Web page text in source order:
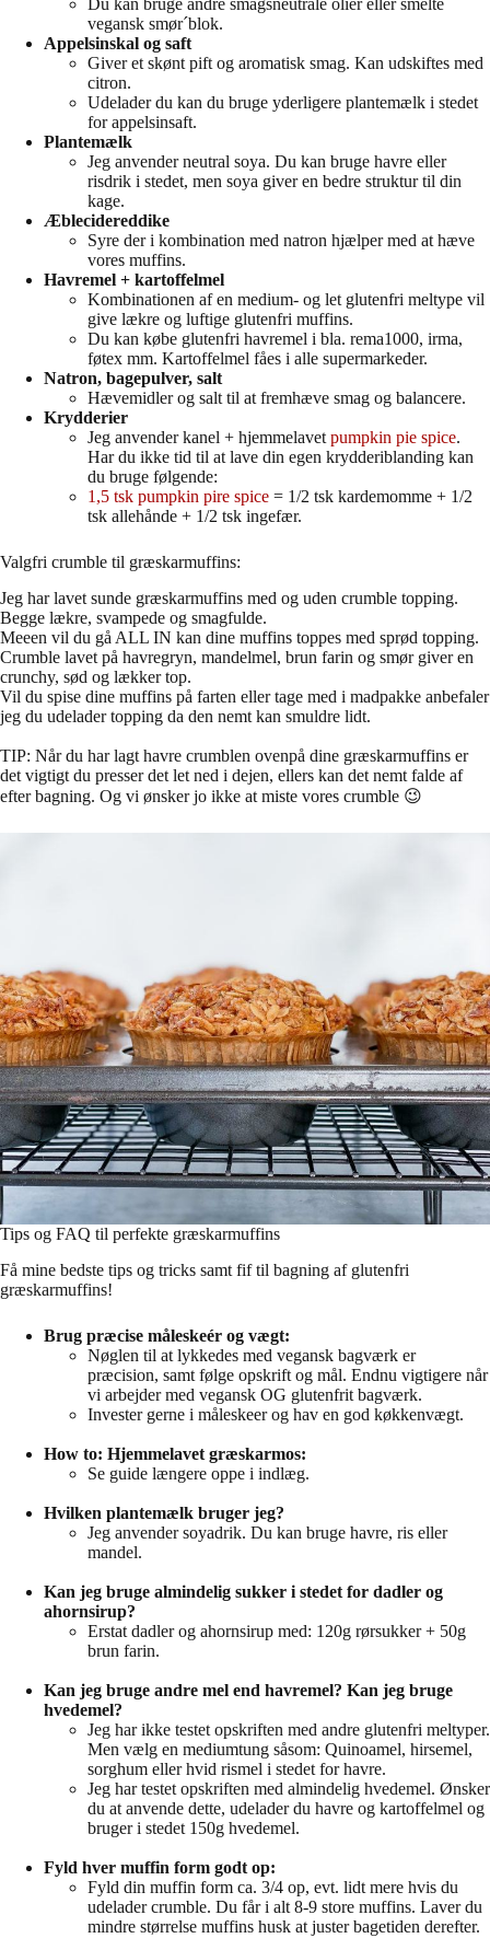
Du kan bruge andre smagsneutrale olier eller smelte
vegansk smør´blok.
Appelsinskal og saft
Giver et skønt pift og aromatisk smag. Kan udskiftes med
citron.
Udelader du kan du bruge yderligere plantemælk i stedet
for appelsinsaft.
Plantemælk
Jeg anvender neutral soya. Du kan bruge havre eller
risdrik i stedet, men soya giver en bedre struktur til din
kage.
Æblecidereddike
Syre der i kombination med natron hjælper med at hæve
vores muffins.
Havremel + kartoffelmel
Kombinationen af en medium- og let glutenfri meltype vil
give lækre og luftige glutenfri muffins.
Du kan købe glutenfri havremel i bla. rema1000, irma,
føtex mm. Kartoffelmel fåes i alle supermarkeder.
Natron, bagepulver, salt
Hævemidler og salt til at fremhæve smag og balancere.
Krydderier
Jeg anvender kanel + hjemmelavet pumpkin pie spice.
Har du ikke tid til at lave din egen krydderiblanding kan
du bruge følgende:
1,5 tsk pumpkin pire spice = 1/2 tsk kardemomme + 1/2
tsk allehånde + 1/2 tsk ingefær.
Valgfri crumble til græskarmuffins:
Jeg har lavet sunde græskarmuffins med og uden crumble topping.
Begge lækre, svampede og smagfulde.
Meeen vil du gå ALL IN kan dine muffins toppes med sprød topping.
Crumble lavet på havregryn, mandelmel, brun farin og smør giver en
crunchy, sød og lækker top.
Vil du spise dine muffins på farten eller tage med i madpakke anbefaler
jeg du udelader topping da den nemt kan smuldre lidt.
TIP: Når du har lagt havre crumblen ovenpå dine græskarmuffins er
det vigtigt du presser det let ned i dejen, ellers kan det nemt falde af
efter bagning. Og vi ønsker jo ikke at miste vores crumble 😉
Tips og FAQ til perfekte græskarmuffins
Få mine bedste tips og tricks samt fif til bagning af glutenfri
græskarmuffins!
Brug præcise måleskeér og vægt:
Nøglen til at lykkedes med vegansk bagværk er
præcision, samt følge opskrift og mål. Endnu vigtigere når
vi arbejder med vegansk OG glutenfrit bagværk.
Invester gerne i måleskeer og hav en god køkkenvægt.
How to: Hjemmelavet græskarmos:
Se guide længere oppe i indlæg.
Hvilken plantemælk bruger jeg?
Jeg anvender soyadrik. Du kan bruge havre, ris eller
mandel.
Kan jeg bruge almindelig sukker i stedet for dadler og
ahornsirup?
Erstat dadler og ahornsirup med: 120g rørsukker + 50g
brun farin.
Kan jeg bruge andre mel end havremel? Kan jeg bruge
hvedemel?
Jeg har ikke testet opskriften med andre glutenfri meltyper.
Men vælg en mediumtung såsom: Quinoamel, hirsemel,
sorghum eller hvid rismel i stedet for havre.
Jeg har testet opskriften med almindelig hvedemel. Ønsker
du at anvende dette, udelader du havre og kartoffelmel og
bruger i stedet 150g hvedemel.
Fyld hver muffin form godt op:
Fyld din muffin form ca. 3/4 op, evt. lidt mere hvis du
udelader crumble. Du får i alt 8-9 store muffins. Laver du
mindre størrelse muffins husk at juster bagetiden derefter.